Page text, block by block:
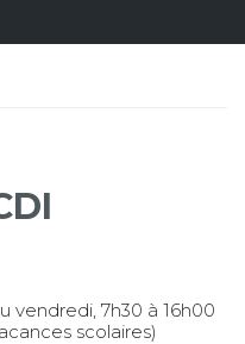
vendredi, 7h30 à 16h00
scolaires)